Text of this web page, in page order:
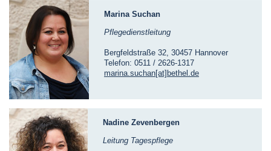
Marina Suchan
Pflegedienstleitung
Bergfeldstraße 32, 30457 Hannover
Telefon: 0511 / 2626-1317
marina.suchan[at]bethel.de
Nadine Zevenbergen
Leitung Tagespflege